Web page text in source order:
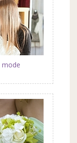
mode